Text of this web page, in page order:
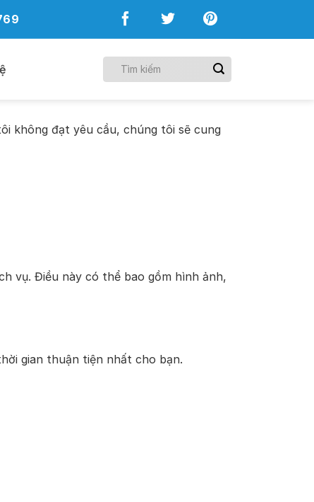
không đạt yêu cầu, chúng tôi sẽ cung
vụ. Điều này có thể bao gồm hình ảnh,
gian thuận tiện nhất cho bạn.